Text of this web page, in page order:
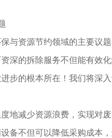
与资源节约领域的主要议
深的拆除服务不但能有效
步的根本所在！我们将深
地减少资源浪费，实现对
备不但可以降低采购成本